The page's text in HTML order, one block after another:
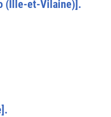
(Ille-et-Vilaine)].